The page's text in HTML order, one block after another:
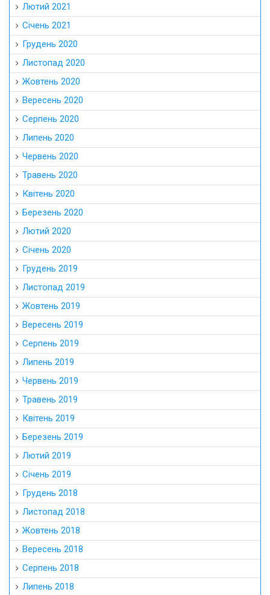
Лютий 2021
Січень 2021
Грудень 2020
Листопад 2020
Жовтень 2020
Вересень 2020
Серпень 2020
Липень 2020
Червень 2020
Травень 2020
Квітень 2020
Березень 2020
Лютий 2020
Січень 2020
Грудень 2019
Листопад 2019
Жовтень 2019
Вересень 2019
Серпень 2019
Липень 2019
Червень 2019
Травень 2019
Квітень 2019
Березень 2019
Лютий 2019
Січень 2019
Грудень 2018
Листопад 2018
Жовтень 2018
Вересень 2018
Серпень 2018
Липень 2018